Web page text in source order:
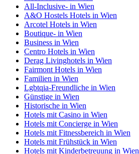
All-Inclusive- in Wien
A&O Hostels Hotels in Wien
Arcotel Hotels in Wien
Boutique- in Wien
Business in Wien
Centro Hotels in Wien
Derag Livinghotels in Wien
Fairmont Hotels in Wien
Familien in Wien
Lgbtqia-Freundliche in Wien
Günstige in Wien
Historische in Wien
Hotels mit Casino in Wien
Hotels mit Concierge in Wien
Hotels mit Fitnessbereich in Wien
Hotels mit Frühstück in Wien
Hotels mit Kinderbetreuung in Wien